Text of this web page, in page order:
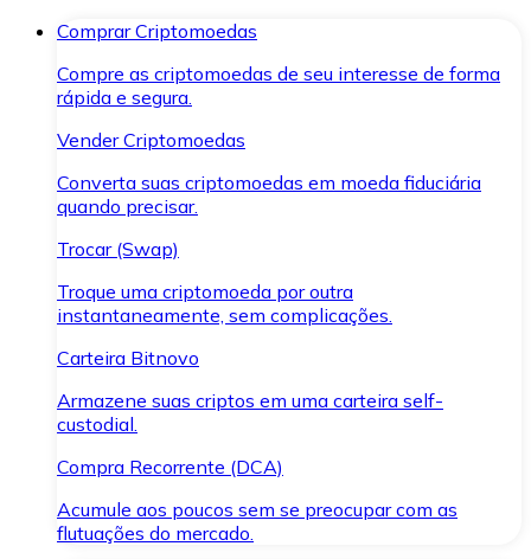
Comprar Criptomoedas
Compre as criptomoedas de seu interesse de forma
rápida e segura.
Vender Criptomoedas
Converta suas criptomoedas em moeda fiduciária
quando precisar.
Trocar (Swap)
Troque uma criptomoeda por outra
instantaneamente, sem complicações.
Carteira Bitnovo
Armazene suas criptos em uma carteira self-
custodial.
Compra Recorrente (DCA)
Acumule aos poucos sem se preocupar com as
flutuações do mercado.